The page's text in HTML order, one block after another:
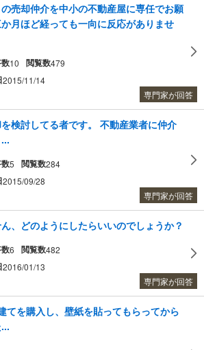
売却仲介を中小の不動産屋に専任でお願
月ほど経っても一向に反応がありませ
10 閲覧数479
2015/11/14
専門家が回答
検討してる者です。 不動産業者に仲介
5 閲覧数284
2015/09/28
専門家が回答
、どのようにしたらいいのでしょうか？
6 閲覧数482
2016/01/13
専門家が回答
てを購入し、壁紙を貼ってもらってから